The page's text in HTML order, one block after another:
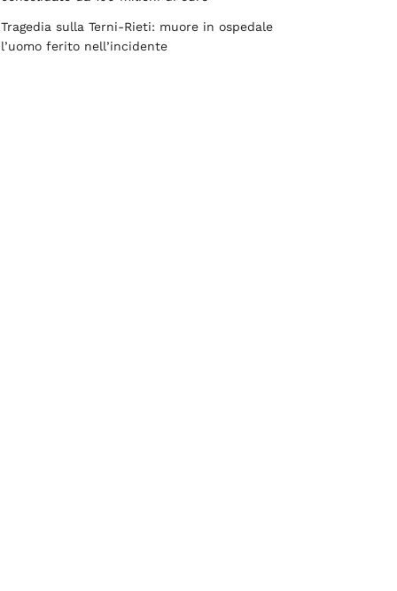
Tragedia sulla Terni-Rieti: muore in ospedale
l’uomo ferito nell’incidente